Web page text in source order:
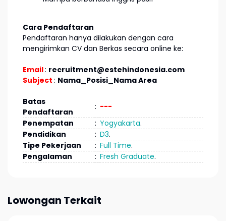
Cara Pendaftaran
Pendaftaran hanya dilakukan dengan cara
mengirimkan CV dan Berkas secara online ke:
Email: recruitment@estehindonesia.com
Subject : Nama_Posisi_Nama Area
Batas
Pendaftaran
: ---
Penempatan
: Yogyakarta.
Pendidikan
: D3.
Tipe Pekerjaan
: Full Time.
Pengalaman
: Fresh Graduate.
Lowongan Terkait